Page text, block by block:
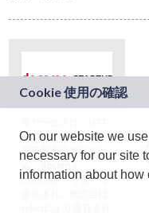
ドコモグループの新
規事業創出プログラ
ム「docomo
STARTUP」を通じて
On our website we
necessary for our site
information about how